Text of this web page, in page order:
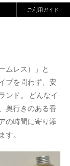
ご利用ガイド
ムレス）」と
プを問わず、安
ンド。 どんなイ
奥行きのある香
の時間に寄り添
す。